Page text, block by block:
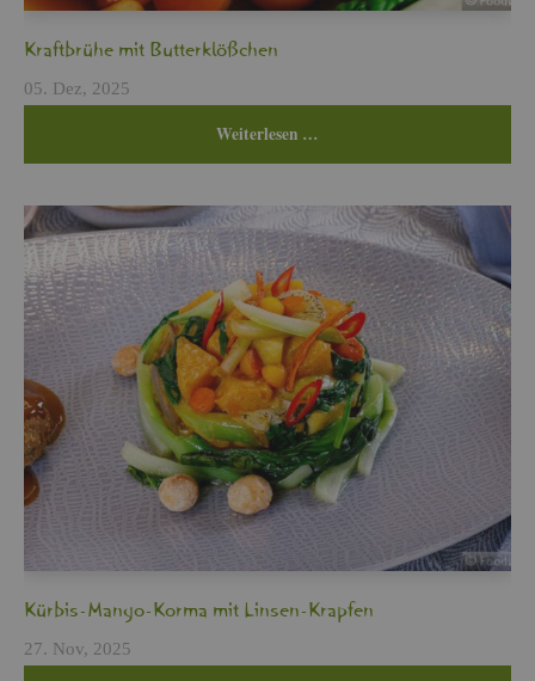
Kraft­brü­he mit But­ter­klö­ßchen
05. Dez, 2025
Wei­ter­le­sen …
Kür­bis-Mango-Korma mit Lin­sen-Krap­fen
27. Nov, 2025